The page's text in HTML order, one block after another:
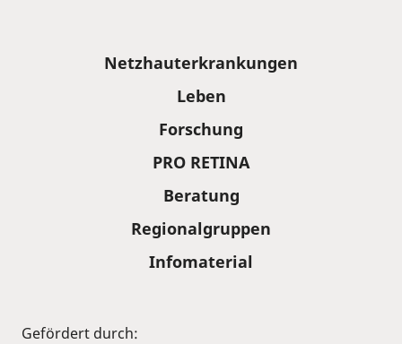
Netzhauterkrankungen
Leben
Forschung
PRO RETINA
Beratung
Regionalgruppen
Infomaterial
Gefördert durch: